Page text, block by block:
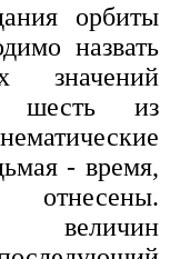
орбиты
назвать
значений
шесть из
- время,
величин